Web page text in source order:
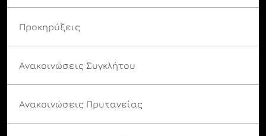
Προκηρύξεις
Ανακοινώσεις Συγκλήτου
Ανακοινώσεις Πρυτανείας